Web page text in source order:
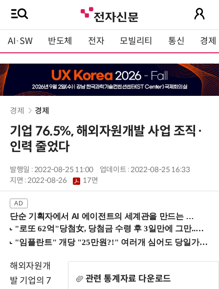
AI·SW 반도체 전자 모빌리티 통신 경제
경제 경제
기업 76.5%, 해외자원개발 사업 조직·
인력 줄었다
발행일 : 2022-08-25 11:00
업데이트 : 2022-08-25 16:33
지면 :2022-08-26 17면
단순 기획자에서 AI 에이전트의 세계관을 만드는 지식 설계자로.. (8/20 강남역)
관련 통계자료 다운로드
해외자원개
발 기업의 7